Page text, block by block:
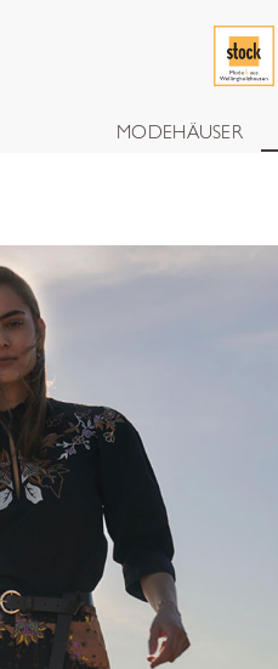
MODEHÄUSER